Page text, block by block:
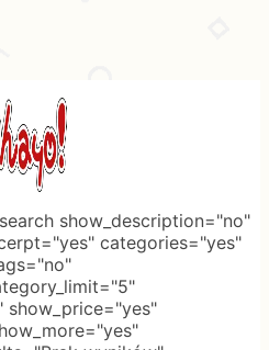
show_description="no"
categories="yes"
show_price="yes"